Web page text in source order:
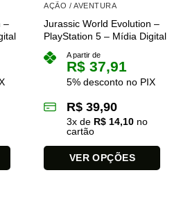
–
AÇÃO / AVENTURA
Jurassic World Evolution –
PlayStation 5 – Mídia Digital
A partir de
R$ 37,91
5% desconto no PIX
R$ 39,90
3x de R$ 14,10 no
cartão
VER OPÇÕES